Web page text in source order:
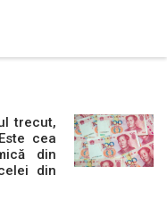
trecut,
cea
din
din